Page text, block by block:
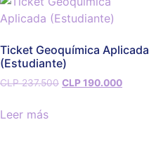
Ticket Geoquímica Aplicada
(Estudiante)
CLP237.500 CLP190.000
Leer más